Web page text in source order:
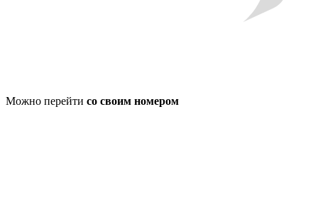
Можно перейти со своим номером